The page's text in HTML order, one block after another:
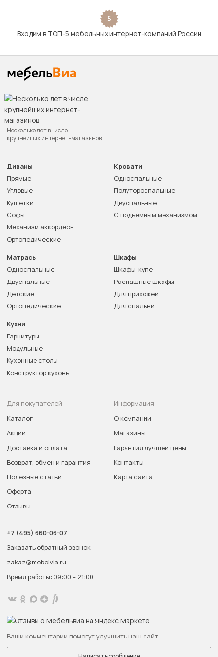
5
Входим в ТОП-5 мебельных интернет-компаний России
Несколько лет в числе
крупнейших интернет-магазинов
Диваны
Прямые
Угловые
Кушетки
Софы
Механизм аккордеон
Ортопедические
Кровати
Односпальные
Полутороспальные
Двуспальные
С подъемным механизмом
Матрасы
Односпальные
Двуспальные
Детские
Ортопедические
Шкафы
Шкафы-купе
Распашные шкафы
Для прихожей
Для спальни
Кухни
Гарнитуры
Модульные
Кухонные столы
Конструктор кухонь
Для покупателей
Каталог
Акции
Доставка и оплата
Возврат, обмен и гарантия
Полезные статьи
Оферта
Отзывы
Информация
О компании
Магазины
Гарантия лучшей цены
Контакты
Карта сайта
+7 (495) 660-06-07
Заказать обратный звонок
zakaz@mebelvia.ru
Время работы: 09:00 – 21:00
Ваши комментарии помогут улучшить наш сайт